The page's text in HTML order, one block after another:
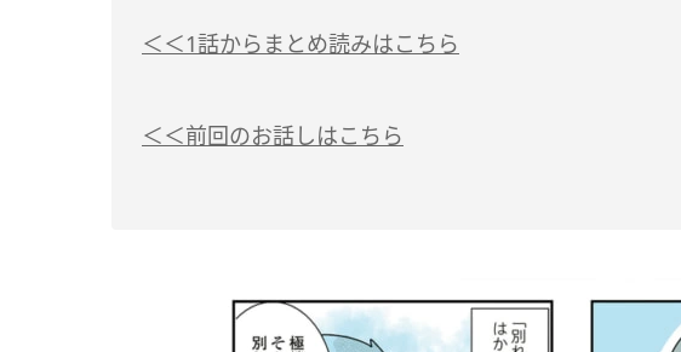
＜＜1話からまとめ読みはこちら
＜＜前回のお話しはこちら